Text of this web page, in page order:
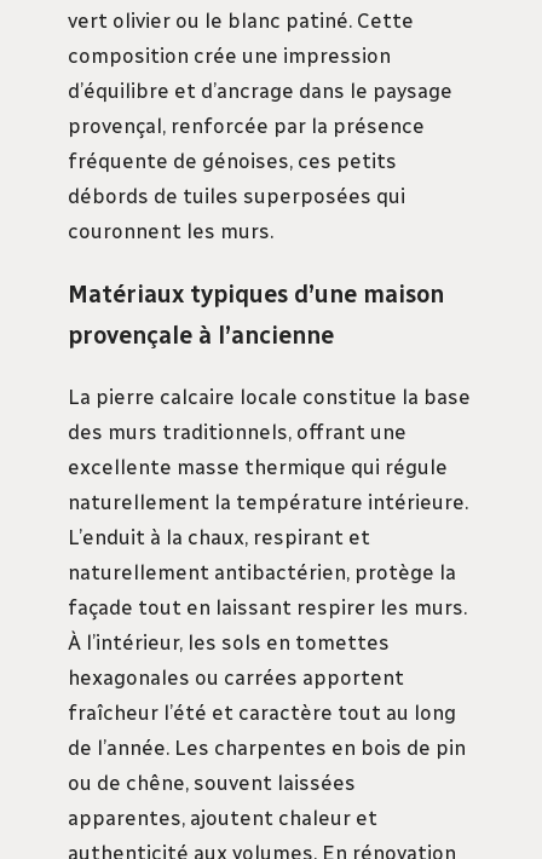
vert olivier ou le blanc patiné. Cette
composition crée une impression
d’équilibre et d’ancrage dans le paysage
provençal, renforcée par la présence
fréquente de génoises, ces petits
débords de tuiles superposées qui
couronnent les murs.
Matériaux typiques d’une maison
provençale à l’ancienne
La pierre calcaire locale constitue la base
des murs traditionnels, offrant une
excellente masse thermique qui régule
naturellement la température intérieure.
L’enduit à la chaux, respirant et
naturellement antibactérien, protège la
façade tout en laissant respirer les murs.
À l’intérieur, les sols en tomettes
hexagonales ou carrées apportent
fraîcheur l’été et caractère tout au long
de l’année. Les charpentes en bois de pin
ou de chêne, souvent laissées
apparentes, ajoutent chaleur et
authenticité aux volumes. En rénovation